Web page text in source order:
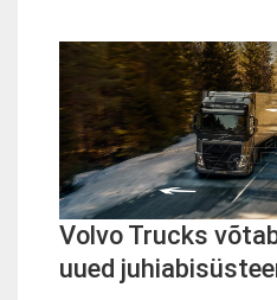
Volvo Trucks
uued